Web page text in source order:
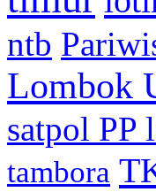
ntb
Lombok
satpol PP
tambora